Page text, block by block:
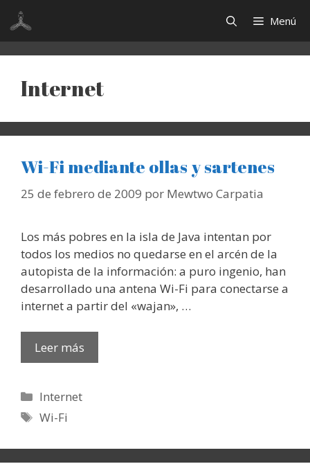
Saltar
contenido
Menú
Internet
Wi-Fi mediante ollas y sartenes
25 de febrero de 2009 por Mewtwo Carpatia
Los más pobres en la isla de Java intentan por
todos los medios no quedarse en el arcén de la
autopista de la información: a puro ingenio, han
desarrollado una antena Wi-Fi para conectarse a
internet a partir del «wajan», …
Leer más
Categorías
Internet
Etiquetas
Wi-Fi